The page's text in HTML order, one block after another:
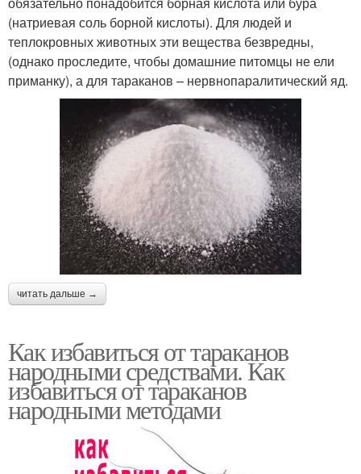
(натриевая соль борной кислоты). Для людей и
теплокровных животных эти вещества безвредны,
(однако проследите, чтобы домашние питомцы не ели
приманку), а для тараканов – нервнопаралитический яд.
читать дальше →
Как избавиться от тараканов
народными средствами. Как
избавиться от тараканов
народными методами